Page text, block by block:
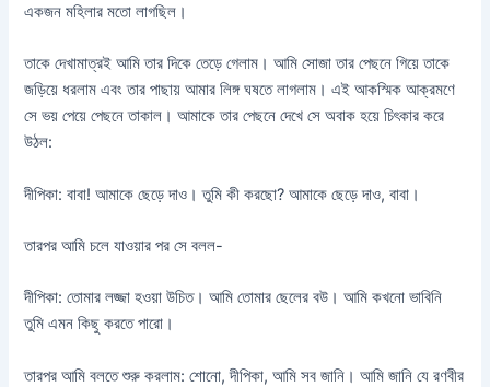
একজন মহিলার মতো লাগছিল।
তাকে দেখামাত্রই আমি তার দিকে তেড়ে গেলাম। আমি সোজা তার পেছনে গিয়ে তাকে
জড়িয়ে ধরলাম এবং তার পাছায় আমার লিঙ্গ ঘষতে লাগলাম। এই আকস্মিক আক্রমণে
সে ভয় পেয়ে পেছনে তাকাল। আমাকে তার পেছনে দেখে সে অবাক হয়ে চিৎকার করে
উঠল:
দীপিকা: বাবা! আমাকে ছেড়ে দাও। তুমি কী করছো? আমাকে ছেড়ে দাও, বাবা।
তারপর আমি চলে যাওয়ার পর সে বলল-
দীপিকা: তোমার লজ্জা হওয়া উচিত। আমি তোমার ছেলের বউ। আমি কখনো ভাবিনি
তুমি এমন কিছু করতে পারো।
তারপর আমি বলতে শুরু করলাম: শোনো, দীপিকা, আমি সব জানি। আমি জানি যে রণবীর